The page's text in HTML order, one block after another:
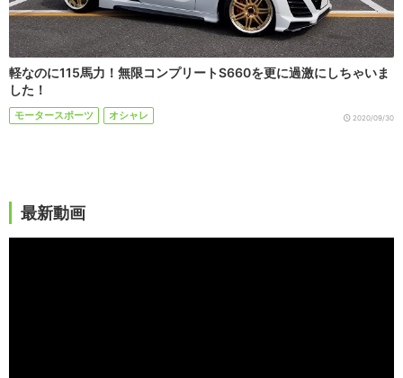
軽なのに115馬力！無限コンプリートS660を更に過激にしちゃいま
した！
モータースポーツ オシャレ 2020/09/30
最新動画